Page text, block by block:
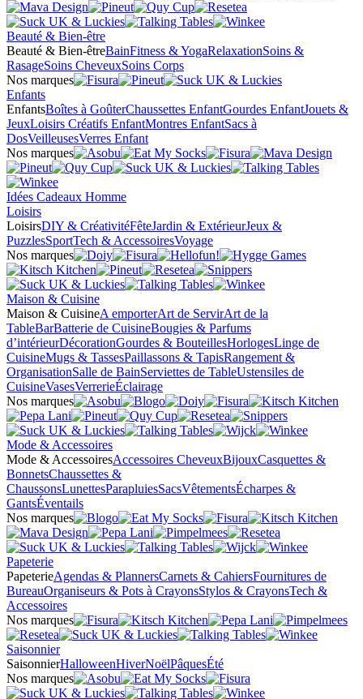
Beauté & Bien-être
Beauté & Bien-êtreBainFitness & YogaRelaxationSoins &
RasageSoins CheveuxSoins Corps
Nos marques
Enfants
EnfantsBoîtes à GoûterChaussettes EnfantGourdes EnfantJouets &
JeuxLoisirs Créatifs EnfantMontres EnfantSacs à
DosVeilleusesVerres Enfant
Nos marques
Idées Cadeaux Homme
Loisirs
LoisirsDIY & CréativitéFêteJardin & ExtérieurJeux &
PuzzlesSportTech & AccessoiresVoyage
Nos marques
Maison & Cuisine
Maison & CuisineA emporterArt de ServirArt de la
TableBarBatterie de CuisineBougies & Parfums
d’intérieurDécorationGourdes & BouteillesHorlogesLinge de
CuisineMugs & TassesPaillassons & TapisRangement &
OrganisationSalle de BainServiettes de TableUstensiles de
CuisineVasesVerrerieÉclairage
Nos marques
Mode & Accessoires
Mode & AccessoiresAccessoires CheveuxBijouxCasquettes &
BonnetsChaussettes &
ChaussonsLunettesParapluiesSacsVêtementsÉcharpes &
GantsÉventails
Nos marques
Papeterie
PapeterieAgendas & PlannersCarnets & CahiersFournitures de
BureauOrganiseurs & Pots à CrayonsStylos & CrayonsTech &
Accessoires
Nos marques
Saisonnier
SaisonnierHalloweenHiverNoëlPâquesÉté
Nos marques